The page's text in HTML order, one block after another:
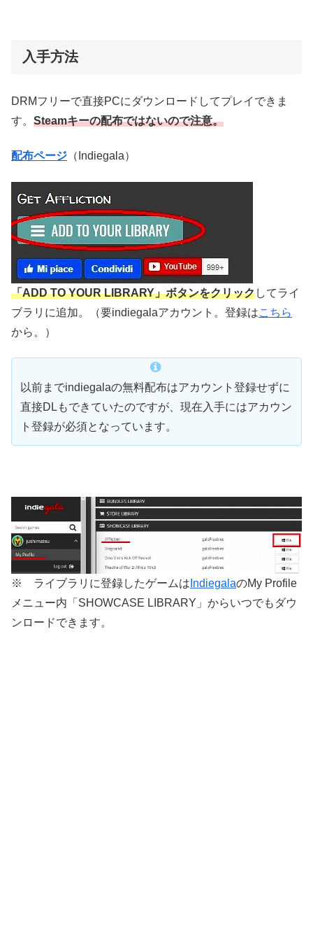
入手方法
DRMフリーで直接PCにダウンロードしてプレイできま
す。 Steamキーの配布ではないので注意。
配布ページ （Indiegala）
「ADD TO YOUR LIBRARY」ボタンをクリックしてライ
ブラリに追加。（要indiegalaアカウント。登録はこちら
から。）
以前までindiegalaの無料配布はアカウント登録せずに
直接DLもできていたのですが、現在入手にはアカウン
ト登録が必須となっています。
※ ライブラリに登録したゲームは IndiegalaのMy Profile
メニュー内「SHOWCASE LIBRARY」からいつでもダウ
ンロードできます。